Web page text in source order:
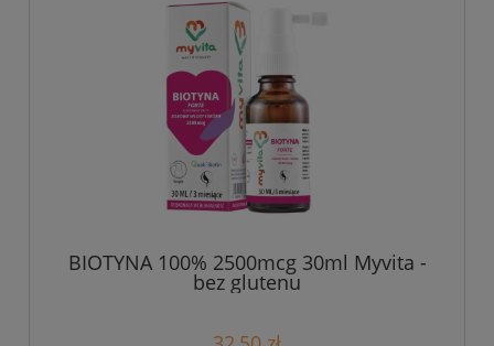
BIOTYNA 100% 2500mcg 30ml Myvita -
bez glutenu